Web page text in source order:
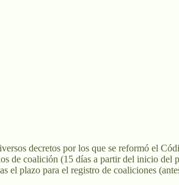
decretos por los que se reformó el
de coalición (15 días a partir del inicio
el plazo para el registro de coaliciones